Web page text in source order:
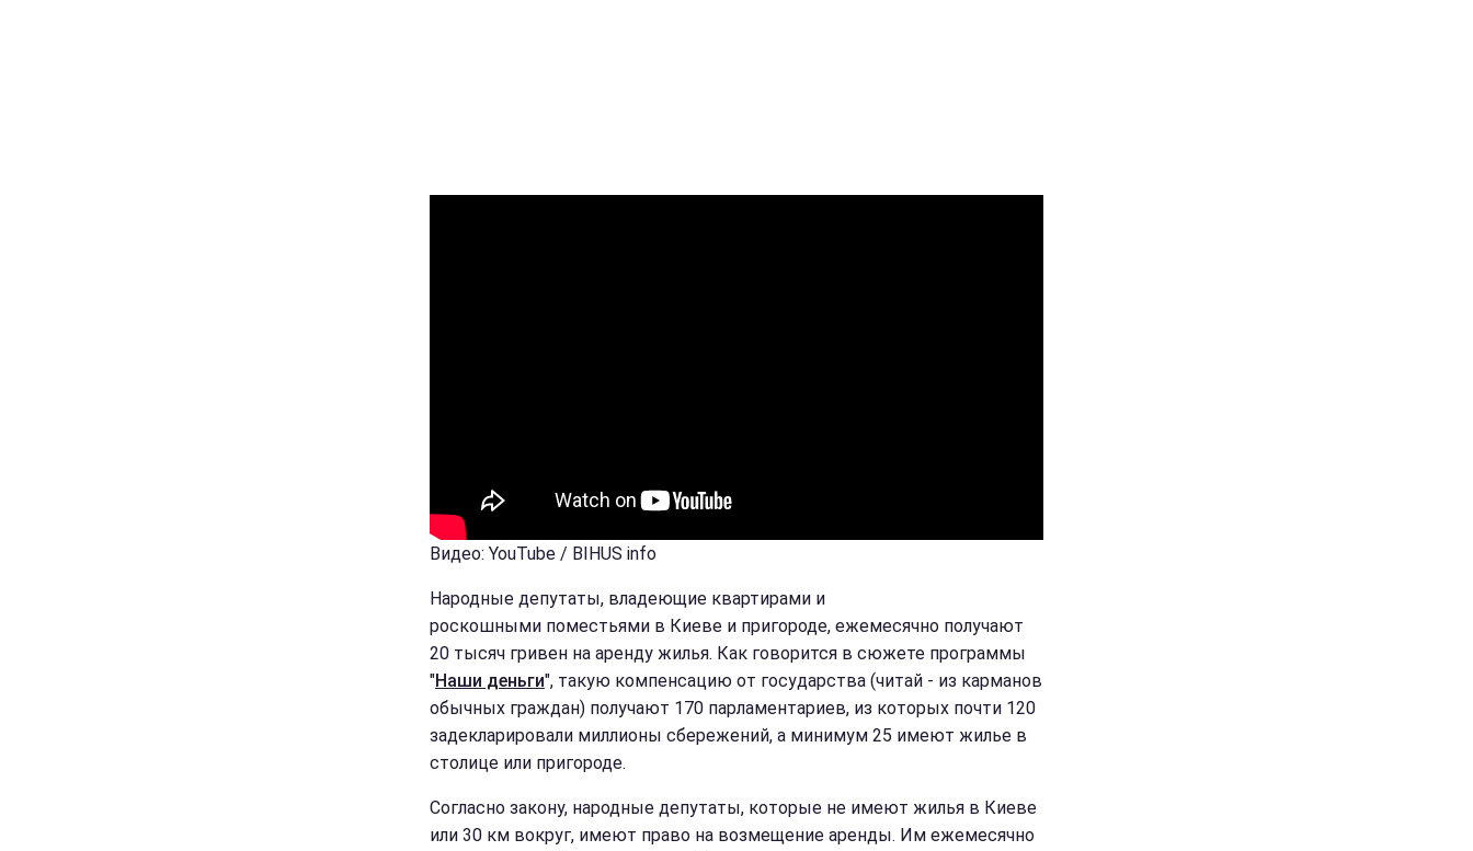
Видео: YouTube / BIHUS info
Народные депутаты, владеющие квартирами и
роскошными поместьями в Киеве и пригороде, ежемесячно получают
20 тысяч гривен на аренду жилья. Как говорится в сюжете программы
"Наши деньги", такую компенсацию от государства (читай - из карманов
обычных граждан) получают 170 парламентариев, из которых почти 120
задекларировали миллионы сбережений, а минимум 25 имеют жилье в
столице или пригороде.
Согласно закону, народные депутаты, которые не имеют жилья в Киеве
или 30 км вокруг, имеют право на возмещение аренды. Им ежемесячно